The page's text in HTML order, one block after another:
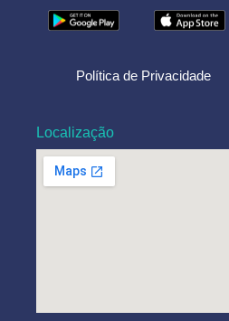
Política de Privacidade
Localização